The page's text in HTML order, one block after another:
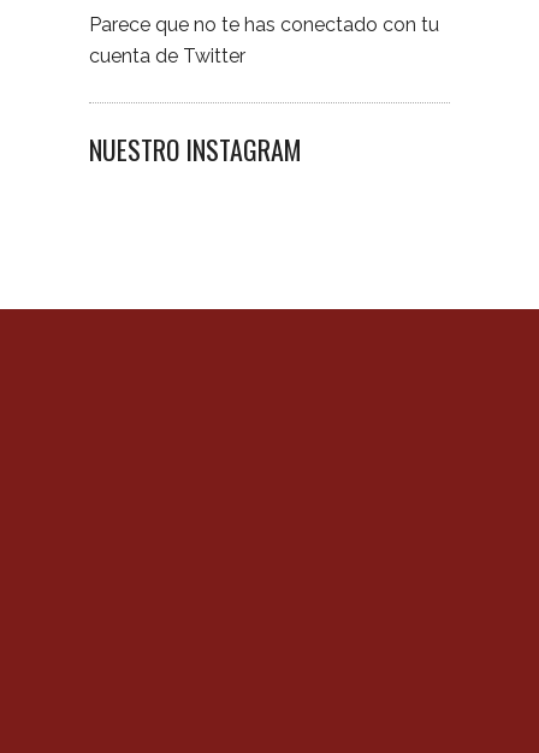
Parece que no te has conectado con tu
cuenta de Twitter
NUESTRO INSTAGRAM